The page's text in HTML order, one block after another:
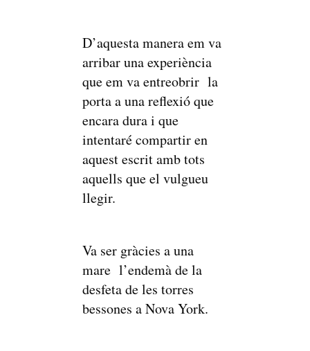
D’aquesta manera em va
arribar una experiència
que em va entreobrir la
porta a una reflexió que
encara dura i que
intentaré compartir en
aquest escrit amb tots
aquells que el vulgueu
llegir.
Va ser gràcies a una
mare l’endemà de la
desfeta de les torres
bessones a Nova York.